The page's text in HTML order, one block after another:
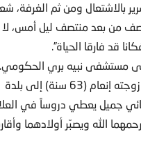
بالاشتعال ومن ثم الغرفة،
من بعد منتصف ليل أمس،
قد فارقا الحياة”.
إلى مستشفى نبيه بري
المختار إلى أنه “لم تكد تمر سنة ونصف السنة على انتقال ابرهيم (71 سنة) وزوجته إنعام (63 سنة) إلى بلدة
جميل يعطي دروساً في
الله ويصبّر أولادهما